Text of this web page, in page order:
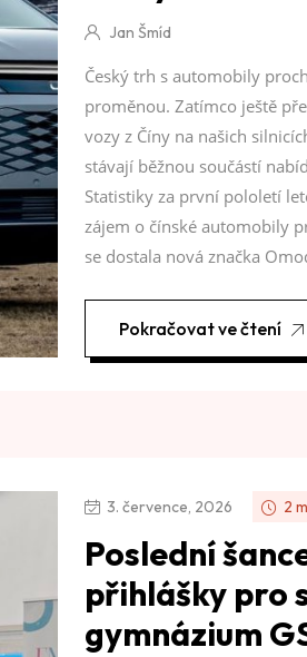
Jan Šmíd
Český trh s automobily
proměnou. Zatímco ještě
vozy z Číny na našich
stávají běžnou součástí
Statistiky za první pololetí
zájem o čínské automobily
se dostala nová značka
Pokračovat ve čtení
3. července, 2026 2
Poslední
přihlášky pro
gymnázium